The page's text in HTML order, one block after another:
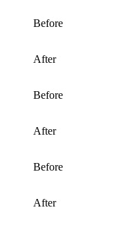
Before
After
Before
After
Before
After